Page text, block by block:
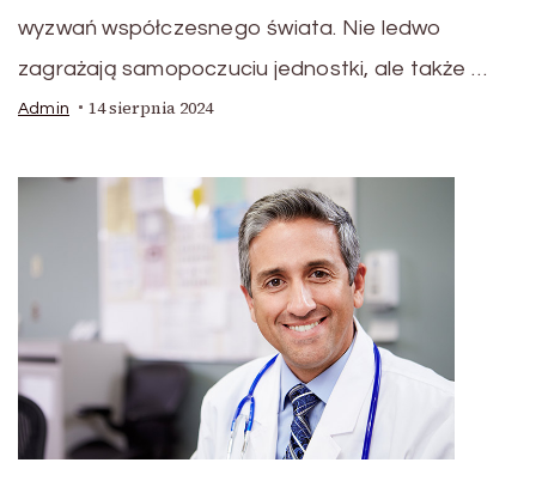
wyzwań współczesnego świata. Nie ledwo
zagrażają samopoczuciu jednostki, ale także …
Admin 14 sierpnia 2024